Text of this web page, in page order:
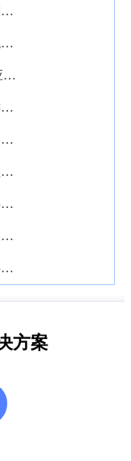
构建高效企业数字化生态的核心利器——PKM个人知识管理系统解析
企业智能化转型中的知识问答系统应用解析
RAG技术在企业智慧化转型中的应用与价值解析
构建智能化企业核心竞争力的关键——深入解析AI知识库的价值与应用
智能机器人聊天软件：引领未来人机交互新时代的创新利器
深入解析智能聊天机器人的核心理念与应用价值
智能机器人之间的对话与企业数字化转型的深度融合探析
智能机器人聊天软件：引领未来人机交互的新纪元
在线智能聊天机器人助力企业数字化转型创新服务模式
方案